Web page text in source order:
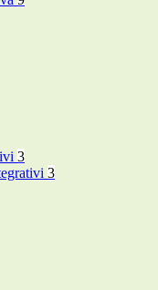
3
3